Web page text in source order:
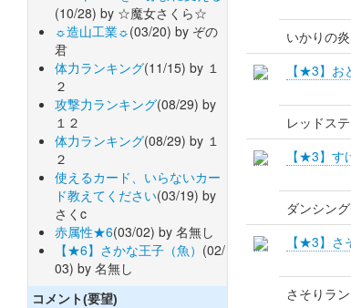
(10/28) by ☆魔女さくら☆
☼造山工業☼(03/20) by ぞの
君
体力ランキング(11/15) by １
２
攻撃力ランキング(08/29) by
１２
体力ランキング(08/29) by １
２
使えるカード、いらないカー
ド教えてください(03/19) by
さくc
赤属性★6(03/02) by 名無し
【★6】さかな王子（魚） (02/
03) by 名無し
コメント(要望)
いかりの
【★3】お
レッドス
【★3】す
ダンシン
【★3】さ
さそりラ